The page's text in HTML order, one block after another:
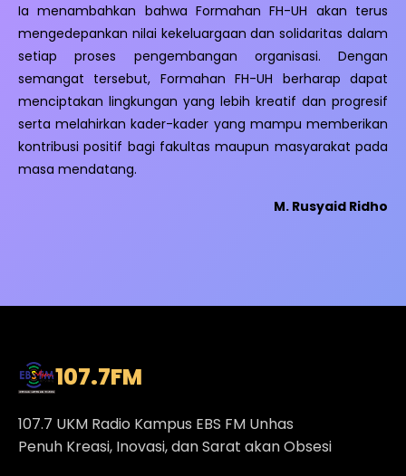
Ia menambahkan bahwa Formahan FH-UH akan terus
mengedepankan nilai kekeluargaan dan solidaritas dalam
setiap proses pengembangan organisasi. Dengan
semangat tersebut, Formahan FH-UH berharap dapat
menciptakan lingkungan yang lebih kreatif dan progresif
serta melahirkan kader-kader yang mampu memberikan
kontribusi positif bagi fakultas maupun masyarakat pada
masa mendatang.
M. Rusyaid Ridho
107.7FM
107.7 UKM Radio Kampus EBS FM Unhas
Penuh Kreasi, Inovasi, dan Sarat akan Obsesi